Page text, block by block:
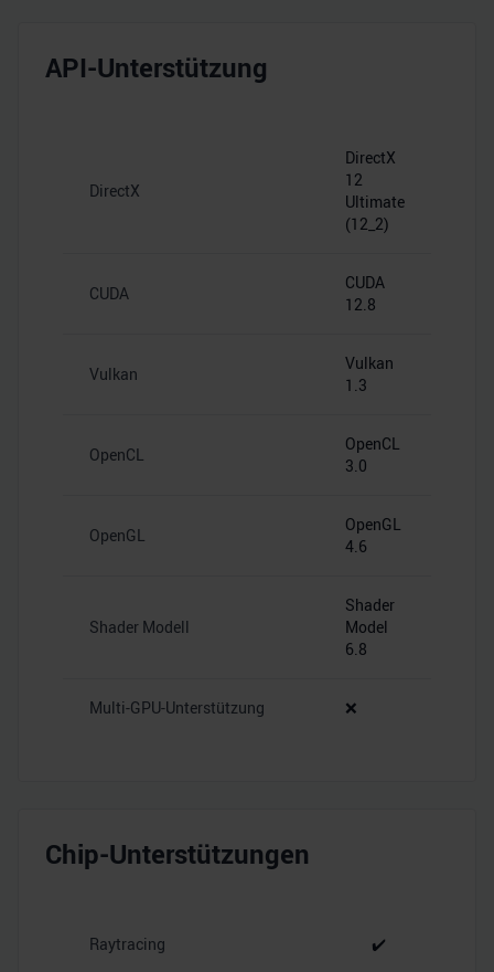
API-Unterstützung
DirectX
DirectX
12
Ultimate
(12_2)
CUDA
CUDA
12.8
Vulkan
Vulkan
1.3
OpenCL
OpenCL
3.0
OpenGL
OpenGL
4.6
Shader Modell
Shader
Model
6.8
Multi-GPU-Unterstützung ❌
Chip-Unterstützungen
Raytracing ✔️